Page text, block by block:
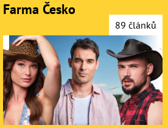
Farma Česko
89 článků